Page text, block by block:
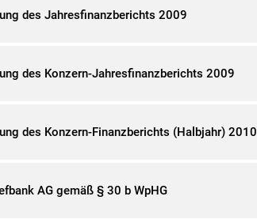
des Jahresfinanzberichts 2009
des Konzern-Jahresfinanzberichts 2009
des Konzern-Finanzberichts (Halbjahr) 2010
AG gemäß § 30 b WpHG